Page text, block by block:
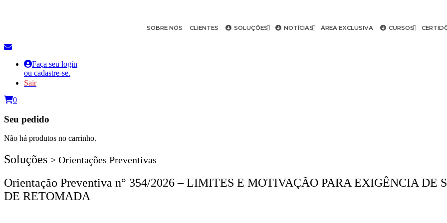
SOBRE NÓS CLIENTES SOLUÇÕES NOTÍCIAS ÁREA EXCLUSIVA CURSOS
Faça seu login
ou cadastre-se.
Sair
0
Seu pedido
Não há produtos no carrinho.
Soluções > Orientações Preventivas
Orientação Preventiva n° 354/2026 – LIMITES E MOTIVAÇÃO PARA EXIGÊNCIA
DE RETOMADA